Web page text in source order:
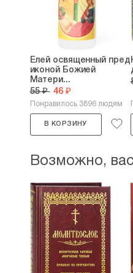
Елей освященный пред
иконой Божией
Матери...
55 ₽ 46 ₽
Понравилось 3896 людям
В КОРЗИНУ
Возможно,